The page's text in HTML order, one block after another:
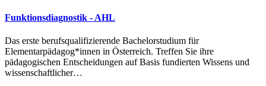
Funktionsdiagnostik - AHL
Das erste berufsqualifizierende Bachelorstudium für
Elementarpädagog*innen in Österreich. Treffen Sie ihre
pädagogischen Entscheidungen auf Basis fundierten Wissens und
wissenschaftlicher…